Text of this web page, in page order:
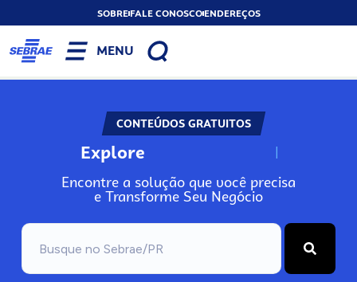
SOBREFALE CONOSCOENDEREÇOS
MENU
CONTEÚDOS GRATUITOS
Explore N
Encontre a solução que você precisa
e Transforme Seu Negócio